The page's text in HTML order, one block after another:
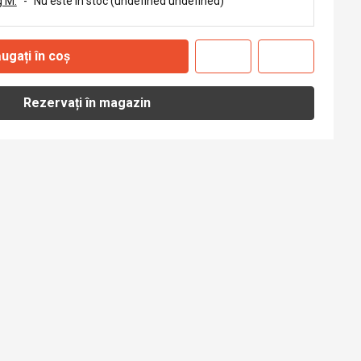
în coș
Rezervați în magazin